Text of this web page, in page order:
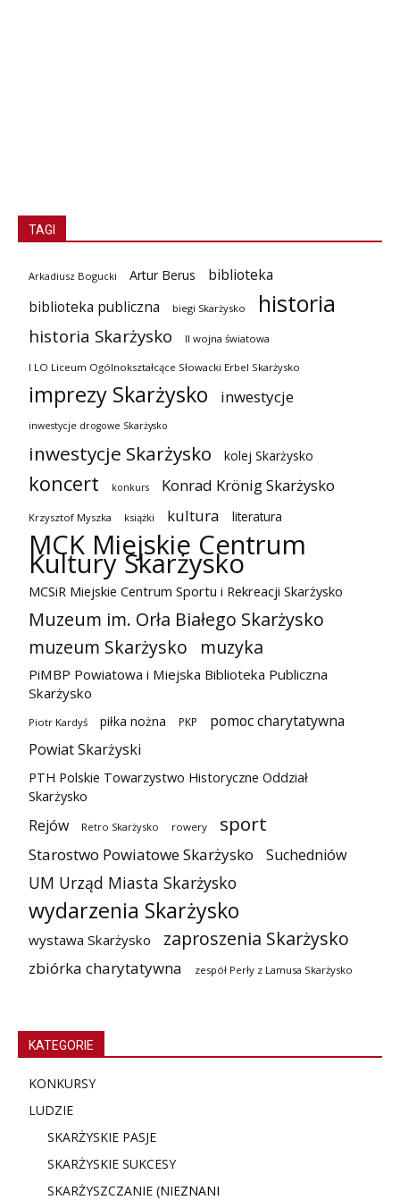
TAGI
Arkadiusz Bogucki Artur Berus
biblioteka
biblioteka publiczna
biegi Skarżysko historia
historia Skarżysko II wojna światowa
I LO Liceum Ogólnokształcące Słowacki Erbel Skarżysko
imprezy Skarżysko inwestycje
inwestycje drogowe Skarżysko
inwestycje Skarżysko kolej Skarżysko
koncert konkurs Konrad Krönig Skarżysko
Krzysztof Myszka książki kultura literatura
MCK Miejskie Centrum
Kultury Skarżysko
MCSiR Miejskie Centrum Sportu i Rekreacji Skarżysko
Muzeum im. Orła Białego Skarżysko
muzeum Skarżysko
muzyka
PiMBP Powiatowa i Miejska Biblioteka Publiczna
Skarżysko
Piotr Kardyś piłka nożna PKP
pomoc charytatywna
Powiat Skarżyski
PTH Polskie Towarzystwo Historyczne Oddział
Skarżysko
Rejów Retro Skarżysko rowery sport
Starostwo Powiatowe Skarżysko Suchedniów
UM Urząd Miasta Skarżysko
wydarzenia Skarżysko
wystawa Skarżysko zaproszenia Skarżysko
zbiórka charytatywna zespół Perły z Lamusa Skarżysko
KATEGORIE
KONKURSY
LUDZIE
SKARŻYSKIE PASJE
SKARŻYSKIE SUKCESY
SKARŻYSZCZANIE (NIEZNANI